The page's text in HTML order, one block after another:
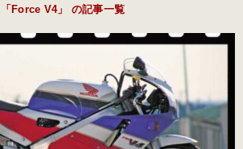
「Force V4」 の記事一覧